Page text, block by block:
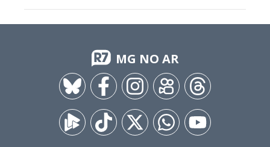
MG NO AR